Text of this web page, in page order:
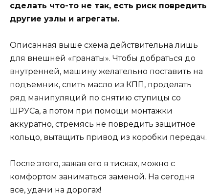
сделать что-то не так, есть риск повредить
другие узлы и агрегаты.
Описанная выше схема действительна лишь
для внешней «гранаты». Чтобы добраться до
внутренней, машину желательно поставить на
подъемник, слить масло из КПП, проделать
ряд манипуляций по снятию ступицы со
ШРУСа, а потом при помощи монтажки
аккуратно, стремясь не повредить защитное
кольцо, вытащить привод из коробки передач.
После этого, зажав его в тисках, можно с
комфортом заниматься заменой. На сегодня
все, удачи на дорогах!